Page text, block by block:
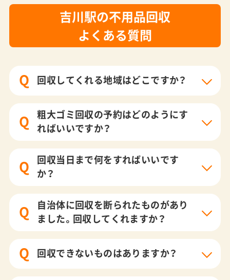
吉川駅の不用品回収
よくある質問
Q 回収してくれる地域はどこですか？
Q
粗大ゴミ回収の予約はどのようにす
ればいいですか？
Q
回収当日まで何をすればいいです
か？
Q
自治体に回収を断られたものがあり
ました。回収してくれますか？
Q 回収できないものはありますか？